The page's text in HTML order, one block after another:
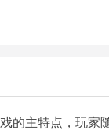
的主特点，玩家